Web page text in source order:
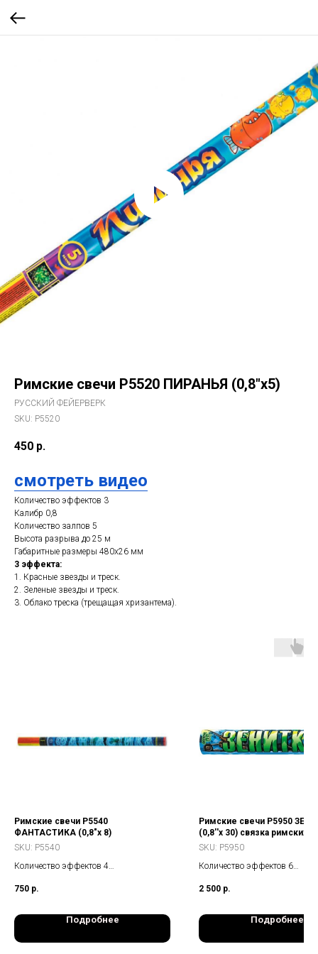
Римские свечи Р5520 ПИРАНЬЯ (0,8"х5)
РУССКИЙ ФЕЙЕРВЕРК
SKU: Р5520
450 р.
смотреть видео
Количество эффектов 3
Калибр 0,8
Количество залпов 5
Высота разрыва до 25 м
Габаритные размеры 480х26 мм
3 эффекта:
1. Красные звезды и треск.
2. Зеленые звезды и треск.
3. Облако треска (трещащая хризантема).
Римские свечи Р5540
ФАНТАСТИКА (0,8"х 8)
SKU: Р5540
Количество эффектов 4
Количество залпов 8
Габаритные размеры Ø27х650 мм
750 р.
Подробнее
Римские свечи Р5950
(0,8''х 30) связка римских
SKU: Р5950
Количество эффектов 6
Количество залпов 30
Габаритные размеры
2 500 р.
Подробнее